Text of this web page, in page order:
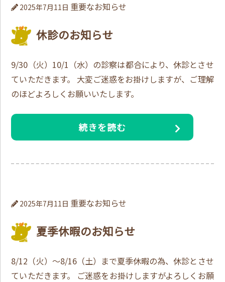
2025年7月11日 重要なお知らせ
休診のお知らせ
9/30（火）10/1（水）の診察は都合により、休診とさせ
ていただきます。 大変ご迷惑をお掛けしますが、ご理解
のほどよろしくお願いいたします。
続きを読む
2025年7月11日 重要なお知らせ
夏季休暇のお知らせ
8/12（火）～8/16（土）まで夏季休暇の為、休診とさせ
ていただきます。 ご迷惑をお掛けしますがよろしくお願